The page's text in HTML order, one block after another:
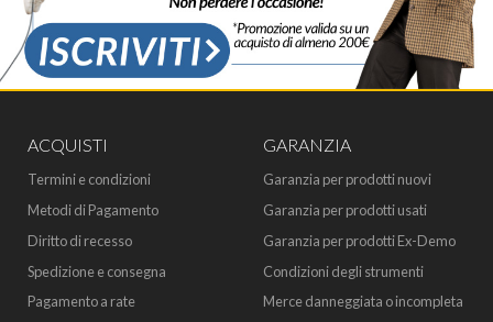
ACQUISTI
Termini e condizioni
Metodi di Pagamento
Diritto di recesso
Spedizione e consegna
Pagamento a rate
GARANZIA
Garanzia per prodotti nuovi
Garanzia per prodotti usati
Garanzia per prodotti Ex-Demo
Condizioni degli strumenti
Merce danneggiata o incompleta